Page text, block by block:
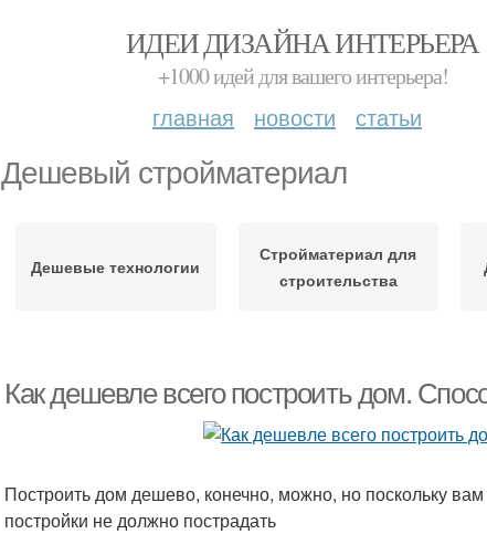
ИДЕИ ДИЗАЙНА ИНТЕРЬЕРА
+1000 идей для вашего интерьера!
главная новости статьи
Дешевый стройматериал
Дешевые технологии
Стройматериал для
строительства
Как дешевле всего построить дом.
Построить дом дешево, конечно, можно, но поскольку
постройки не должно пострадать